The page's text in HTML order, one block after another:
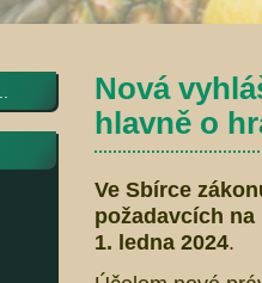
Nová
hlavně o
Ve Sbírce
požadavcích
1. ledna 2024.